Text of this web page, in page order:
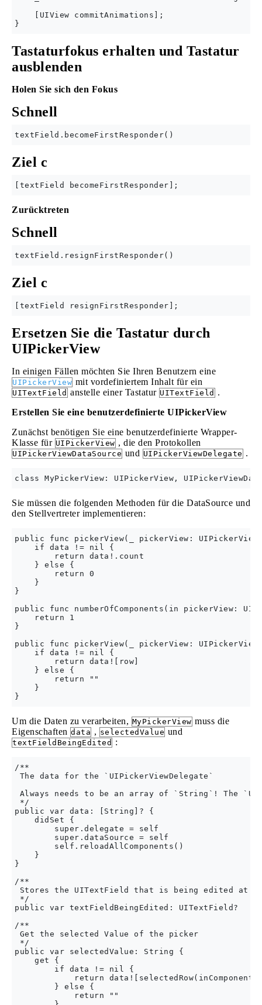
    [UIView commitAnimations];
Tastaturfokus erhalten und Tastatur
ausblenden
Holen Sie sich den Fokus
Schnell
Ziel c
Zurücktreten
Schnell
Ziel c
Ersetzen Sie die Tastatur durch
UIPickerView
In einigen Fällen möchten Sie Ihren Benutzern eine
UIPickerView mit vordefiniertem Inhalt für ein
UITextField anstelle einer Tastatur UITextField .
Erstellen Sie eine benutzerdefinierte UIPickerView
Zunächst benötigen Sie eine benutzerdefinierte Wrapper-
Klasse für UIPickerView , die den Protokollen
UIPickerViewDataSource und UIPickerViewDelegate .
Sie müssen die folgenden Methoden für die DataSource und
den Stellvertreter implementieren:
public func pickerView(_ pickerView:
    if data != nil {
        return data!.count
    } else {
        return 0
    }
}
public func numberOfComponents(in pickerView:
    return 1
}
public func pickerView(_ pickerView:
    if data != nil {
        return data![row]
    } else {
        return ""
    }
Um die Daten zu verarbeiten, MyPickerView muss die
Eigenschaften data , selectedValue und
textFieldBeingEdited :
/**
The data for the `UIPickerViewDelegate`
Always needs to be an array of `String`! The
*/
public var data: [String]? {
    didSet {
        super.delegate = self
        super.dataSource = self
        self.reloadAllComponents()
    }
}
/**
Stores the UITextField that is being edited at the
*/
public var textFieldBeingEdited: UITextField?
/**
Get the selected Value of the picker
*/
public var selectedValue: String {
    get {
        if data != nil {
return data![selectedRow(inComponent:
        } else {
            return ""